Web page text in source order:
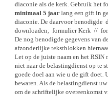
diaconie als de kerk. Gebruik het
minimaal 5 jaar lang een gift in
diaconie. De daarvoor benodigde
downloaden; formulier Kerk //
De nog benodigde gegevens van
afzonderlijke tekstblokken
Let op de juiste naam en het RSIN
niet naar de belastingdienst op te
goede doel aan wie u de gift doet.
bewaren. Als de belastingdienst
om de schriftelijke overeenkomst